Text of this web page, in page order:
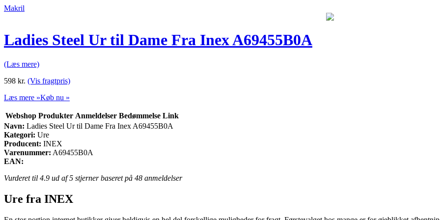
Makril
Ladies Steel Ur til Dame Fra Inex A69455B0A
(Læs mere)
598 kr. (Vis fragtpris)
Læs mere »Køb nu »
Webshop Produkter Anmeldelser Bedømmelse Link
Navn: Ladies Steel Ur til Dame Fra Inex A69455B0A
Kategori: Ure
Producent: INEX
Varenummer: A69455B0A
EAN:
Vurderet til 4.9 ud af 5 stjerner baseret på 48 anmeldelser
Ure fra INEX